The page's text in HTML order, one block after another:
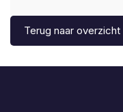
Terug naar overzicht